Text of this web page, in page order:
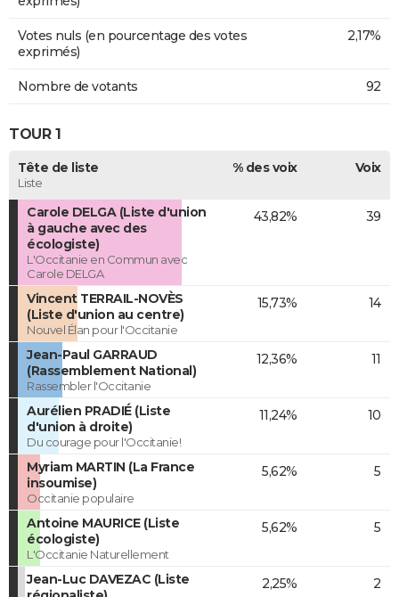
Votes nuls (en pourcentage des votes
exprimés)
2,17%
Nombre de votants 92
TOUR 1
Tête de liste
Liste
% des voix Voix
Carole DELGA (Liste d'union
à gauche avec des
écologiste)
L'Occitanie en Commun avec
Carole DELGA
43,82% 39
Vincent TERRAIL-NOVÈS
(Liste d'union au centre)
Nouvel Élan pour l'Occitanie
15,73% 14
Jean-Paul GARRAUD
(Rassemblement National)
Rassembler l'Occitanie
12,36% 11
Aurélien PRADIÉ (Liste
d'union à droite)
Du courage pour l'Occitanie!
11,24% 10
Myriam MARTIN (La France
insoumise)
Occitanie populaire
5,62% 5
Antoine MAURICE (Liste
écologiste)
L'Occitanie Naturellement
5,62% 5
Jean-Luc DAVEZAC (Liste
2,25% 2